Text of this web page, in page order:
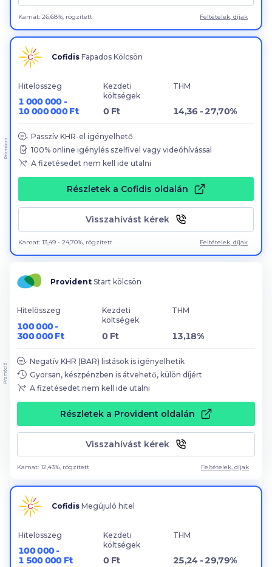
Kamat: 26,68%, rögzített Feltételek, díjak
Cofidis Fapados Kölcsön
Hitelösszeg
1 000 000 -
10 000 000 Ft
Kezdeti
költségek
0 Ft
THM
14,36 - 27,70%
Passzív KHR-el igényelhető
100% online igénylés szelfivel vagy videóhívással
A fizetésedet nem kell ide utalni
Részletek a Cofidis oldalán
Visszahívást kérek
Kamat: 13,49 - 24,70%, rögzített Feltételek, díjak
Promóció
Provident Start kölcsön
Hitelösszeg
100 000 -
300 000 Ft
Kezdeti
költségek
0 Ft
THM
13,18%
Negatív KHR (BAR) listások is igényelhetik
Gyorsan, készpénzben is átvehető, külön díjért
A fizetésedet nem kell ide utalni
Részletek a Provident oldalán
Visszahívást kérek
Kamat: 12,43%, rögzített Feltételek, díjak
Promóció
Cofidis Megújuló hitel
Hitelösszeg
100 000 -
1 500 000 Ft
Kezdeti
költségek
0 Ft
THM
25,24 - 29,79%